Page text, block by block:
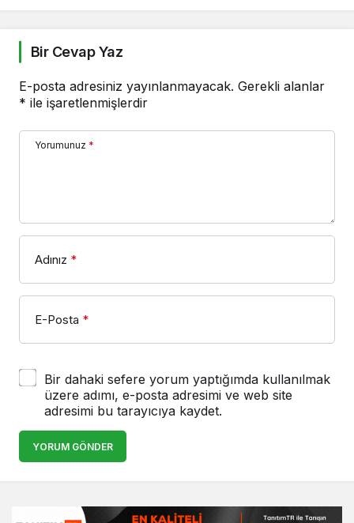
Bir Cevap Yaz
E-posta adresiniz yayınlanmayacak. Gerekli alanlar
* ile işaretlenmişlerdir
Yorumunuz *
Adınız *
E-Posta *
Bir dahaki sefere yorum yaptığımda kullanılmak
üzere adımı, e-posta adresimi ve web site
adresimi bu tarayıcıya kaydet.
YORUM GÖNDER